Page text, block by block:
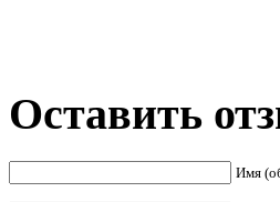
Оставить
Имя